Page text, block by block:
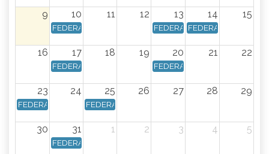
9 10 11 12 13 14 15
FEDERAL - Calendário Federal - Data de vencimento:
FEDERAL - Calendário
FEDERAL -
16 17 18 19 20 21 22
FEDERAL - Calendário Federal - Data de vencimento:
FEDERAL - Calendário
23 24 25 26 27 28 29
FEDERAL - Calendário Federal - Data de vencimento: Dia 23/08/
FEDERAL - Calendário Federal - Data de
30 31 1 2 3 4 5
FEDERAL - Calendário Federal - Data de vencimento: